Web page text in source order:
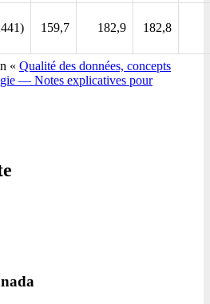
159,7 182,9 182,8
« Qualité des données, concepts
— Notes explicatives pour